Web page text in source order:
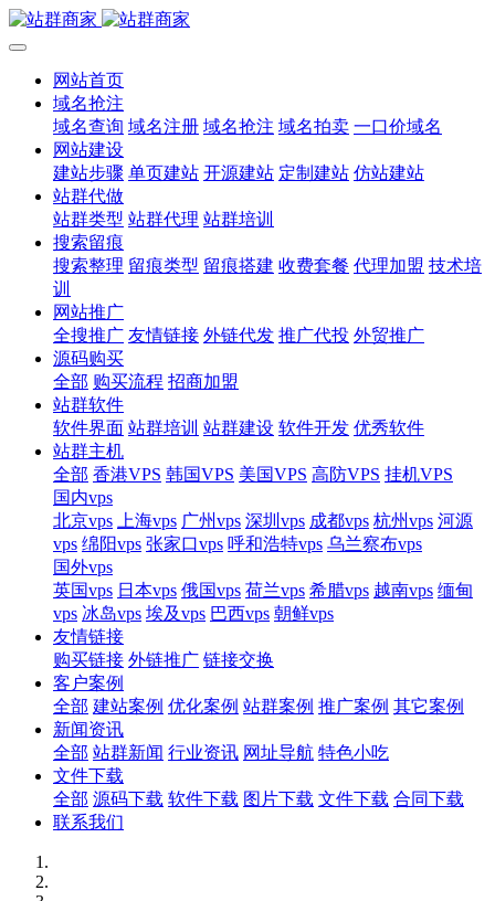
网站首页
域名抢注
域名查询 域名注册 域名抢注 域名拍卖 一口价域名
网站建设
建站步骤 单页建站 开源建站 定制建站 仿站建站
站群代做
站群类型 站群代理 站群培训
搜索留痕
搜索整理 留痕类型 留痕搭建 收费套餐 代理加盟 技术培
训
网站推广
全搜推广 友情链接 外链代发 推广代投 外贸推广
源码购买
全部 购买流程 招商加盟
站群软件
软件界面 站群培训 站群建设 软件开发 优秀软件
站群主机
全部 香港VPS 韩国VPS 美国VPS 高防VPS 挂机VPS
国内vps
北京vps
上海vps 广州vps 深圳vps 成都vps 杭州vps 河源
vps 绵阳vps 张家口vps 呼和浩特vps 乌兰察布vps
国外vps
英国vps 日本vps 俄国vps 荷兰vps 希腊vps 越南vps 缅甸
vps 冰岛vps 埃及vps 巴西vps 朝鲜vps
友情链接
购买链接 外链推广 链接交换
客户案例
全部 建站案例 优化案例 站群案例 推广案例 其它案例
新闻资讯
全部 站群新闻 行业资讯 网址导航 特色小吃
文件下载
全部 源码下载 软件下载 图片下载 文件下载 合同下载
联系我们